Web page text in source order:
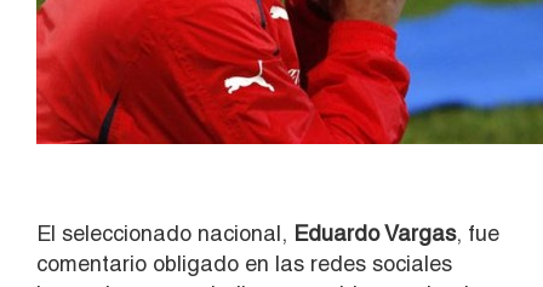
El seleccionado nacional, Eduardo Vargas, fue
comentario obligado en las redes sociales